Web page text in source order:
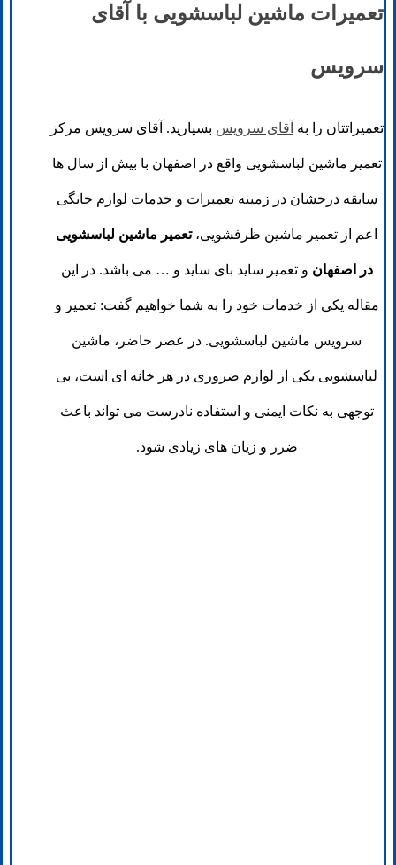
تعمیرات ماشین لباسشویی با آقای
سرویس
تعمیراتتان را به آقای سرویس بسپارید. آقای سرویس مرکز
تعمیر ماشین لباسشویی واقع در اصفهان با بیش از سال ها
سابقه درخشان در زمینه تعمیرات و خدمات لوازم خانگی
اعم از تعمیر ماشین ظرفشویی،تعمیر ماشین لباسشویی
در اصفهان و تعمیر ساید بای ساید و … می باشد. در این
مقاله یکی از خدمات خود را به شما خواهیم گفت: تعمیر و
سرویس ماشین لباسشویی. در عصر حاضر، ماشین
لباسشویی یکی از لوازم ضروری در هر خانه ای است، بی
توجهی به نکات ایمنی و استفاده نادرست می تواند باعث
ضرر و زیان های زیادی شود.